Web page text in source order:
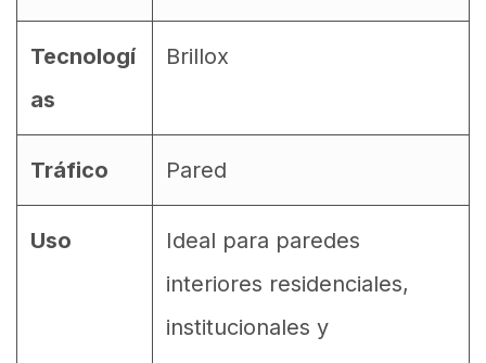
Tecnologí
as
Brillox
Tráfico Pared
Uso
Ideal para paredes
interiores residenciales,
institucionales y